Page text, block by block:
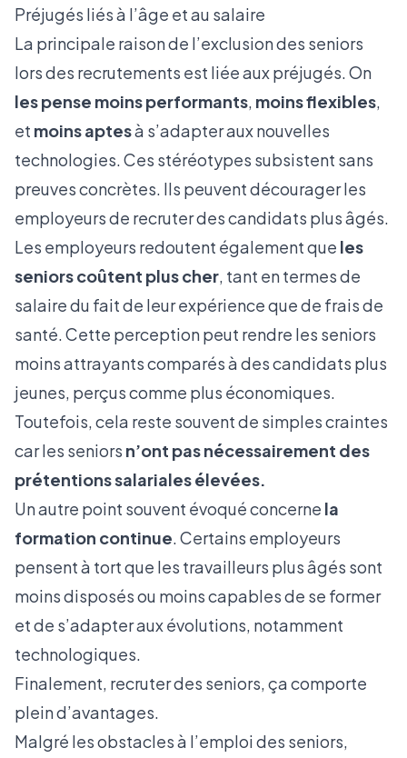
Préjugés liés à l’âge et au salaire
La principale raison de l’exclusion des seniors
lors des recrutements est liée aux préjugés. On
les pense moins performants, moins flexibles,
et moins aptesà s’adapter aux nouvelles
technologies. Ces stéréotypes subsistent sans
preuves concrètes. Ils peuvent décourager les
employeurs de recruter des candidats plus âgés.
Les employeurs redoutent également que les
seniors coûtent plus cher, tant en termes de
salaire du fait de leur expérience que de frais de
santé. Cette perception peut rendre les seniors
moins attrayants comparés à des candidats plus
jeunes, perçus comme plus économiques.
Toutefois, cela reste souvent de simples craintes
car les seniors n’ont pas nécessairement des
prétentions salariales élevées.
Un autre point souvent évoqué concerne la
formation continue. Certains employeurs
pensent à tort que les travailleurs plus âgés sont
moins disposés ou moins capables de se former
et de s’adapter aux évolutions, notamment
technologiques.
Finalement, recruter des seniors, ça comporte
plein d’avantages.
Malgré les obstacles à l’emploi des seniors,